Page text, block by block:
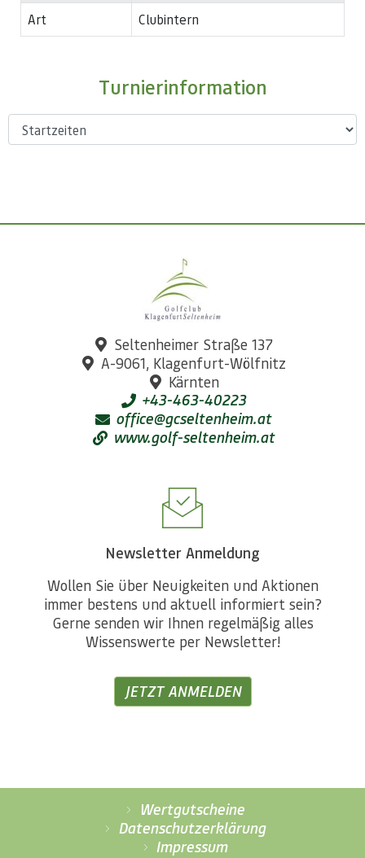
Art
Clubintern
Turnierinformation
Seltenheimer Straße 137
A-9061, Klagenfurt-Wölfnitz
Kärnten
+43-463-40223
office@gcseltenheim.at
www.golf-seltenheim.at
Newsletter Anmeldung
Wollen Sie über Neuigkeiten und Aktionen
immer bestens und aktuell informiert sein?
Gerne senden wir Ihnen regelmäßig alles
Wissenswerte per Newsletter!
JETZT ANMELDEN
Wertgutscheine
Datenschutzerklärung
Impressum